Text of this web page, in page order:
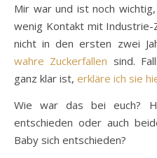
Mir war und ist noch
wenig Kontakt mit Industrie-
nicht in den ersten zwei
wahre Zuckerfallen sind.
ganz klar ist, erkläre ich sie
Wie war das bei euch?
entschieden oder auch
Baby sich entschieden?